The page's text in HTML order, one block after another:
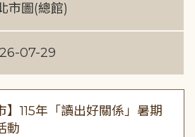
市圖(總館)
07-29
】115年「讀出好關係」暑期
動